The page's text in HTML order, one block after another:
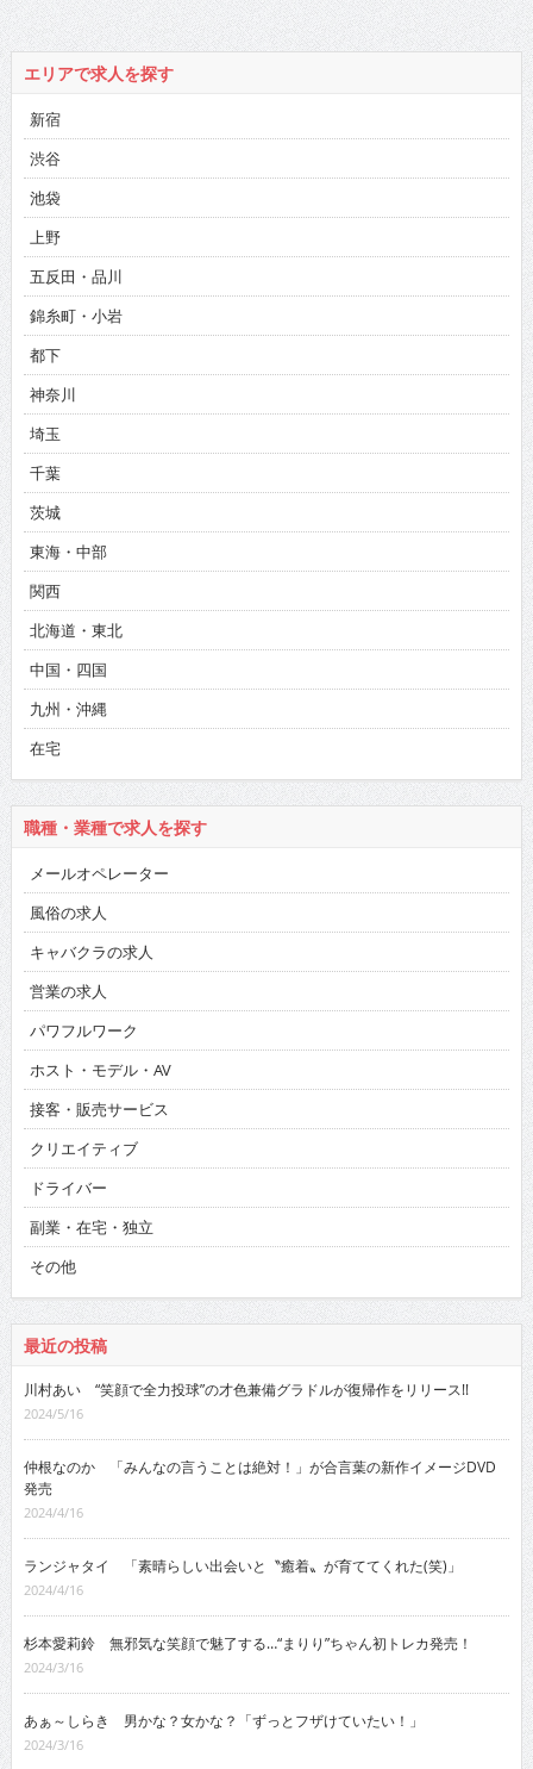
エリアで求人を探す
新宿
渋谷
池袋
上野
五反田・品川
錦糸町・小岩
都下
神奈川
埼玉
千葉
茨城
東海・中部
関西
北海道・東北
中国・四国
九州・沖縄
在宅
職種・業種で求人を探す
メールオペレーター
風俗の求人
キャバクラの求人
営業の求人
パワフルワーク
ホスト・モデル・AV
接客・販売サービス
クリエイティブ
ドライバー
副業・在宅・独立
その他
最近の投稿
川村あい “笑顔で全力投球”の才色兼備グラドルが復帰作をリリース!!
2024/5/16
仲根なのか 「みんなの言うことは絶対！」が合言葉の新作イメージDVD
発売
2024/4/16
ランジャタイ 「素晴らしい出会いと〝癒着〟が育ててくれた(笑)」
2024/4/16
杉本愛莉鈴 無邪気な笑顔で魅了する…“まりり”ちゃん初トレカ発売！
2024/3/16
あぁ～しらき 男かな？女かな？「ずっとフザけていたい！」
2024/3/16